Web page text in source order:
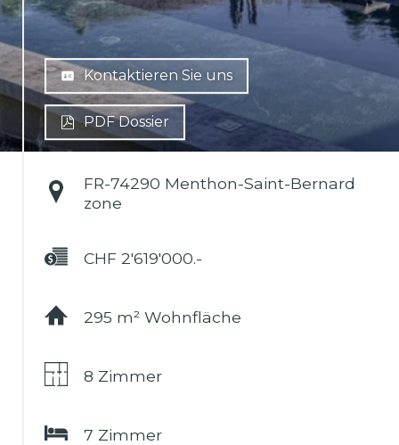
Kontaktieren Sie uns
PDF Dossier
FR-74290 Menthon-Saint-Bernard
zone
CHF 2'619'000.-
295 m² Wohnfläche
8 Zimmer
7 Zimmer